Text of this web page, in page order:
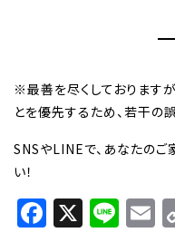
※最善を尽くしております
とを優先するため、若干の
SNSやLINEで、あなたのご
い！
X